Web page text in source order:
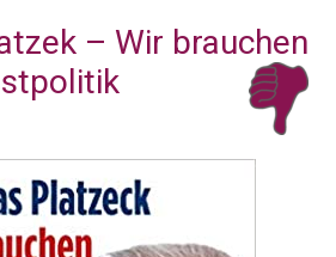
– Wir brauchen